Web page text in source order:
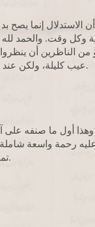
الاستدلال إنما يصح
وقت. والحمد لله
من الناظرين أن
عيب كليلة، ولكن عند الخط بندي المساويا.
وهذا أول ما صنفه علی
رحمة واسعة
تمت، تاريخ سنة 1118.